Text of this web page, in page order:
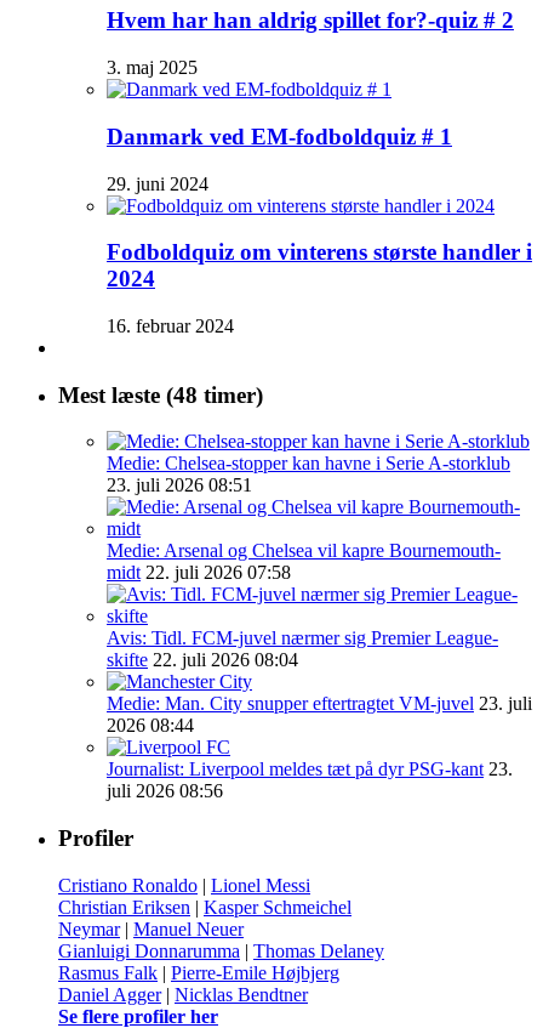
Hvem har han aldrig spillet for?-quiz # 2
3. maj 2025
Danmark ved EM-fodboldquiz # 1
29. juni 2024
Fodboldquiz om vinterens største handler i
2024
16. februar 2024
Mest læste (48 timer)
Medie: Chelsea-stopper kan havne i Serie A-storklub
23. juli 2026 08:51
Medie: Arsenal og Chelsea vil kapre Bournemouth-
midt 22. juli 2026 07:58
Avis: Tidl. FCM-juvel nærmer sig Premier League-
skifte 22. juli 2026 08:04
Medie: Man. City snupper eftertragtet VM-juvel 23. juli
2026 08:44
Journalist: Liverpool meldes tæt på dyr PSG-kant 23.
juli 2026 08:56
Profiler
Cristiano Ronaldo | Lionel Messi
Christian Eriksen | Kasper Schmeichel
Neymar| Manuel Neuer
Gianluigi Donnarumma | Thomas Delaney
Rasmus Falk | Pierre-Emile Højbjerg
Daniel Agger| Nicklas Bendtner
Se flere profiler her